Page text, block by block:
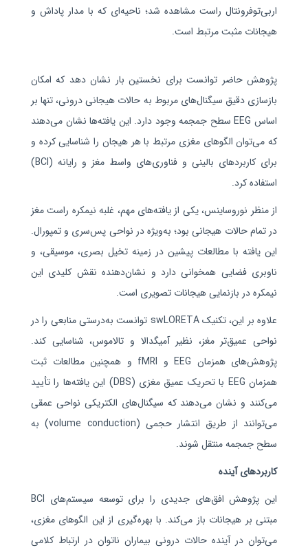
اربی‌توفرونتال راست مشاهده شد؛ ناحیه‌ای که با مدار پاداش و
هیجانات مثبت مرتبط است.
پژوهش حاضر توانست برای نخستین‌ بار نشان دهد که امکان
بازسازی دقیق سیگنال‌های مربوط به حالات هیجانی درونی، تنها بر
اساس EEG سطح جمجمه وجود دارد. این یافته‌ها نشان می‌دهند
که می‌توان الگوهای مغزی مرتبط با هر هیجان را شناسایی کرده و
برای کاربردهای بالینی و فناوری‌های واسط مغز و رایانه (BCI
)
استفاده کرد.
از منظر نوروساینس، یکی از یافته‌های مهم، غلبه نیمکره راست مغز
در تمام حالات هیجانی بود؛ به‌ویژه در نواحی پس‌سری و تمپورال.
این یافته با مطالعات پیشین در زمینه تخیل بصری، موسیقی، و
ناوبری فضایی همخوانی دارد و نشان‌دهنده نقش کلیدی این
نیمکره در بازنمایی هیجانات تصویری است.
علاوه بر این، تکنیکswLORETA توانست به‌درستی منابعی را در
نواحی عمیق‌تر مغز، نظیر آمیگدالا و تالاموس، شناسایی کند.
پژوهش‌های همزمان EEG و fMRI و همچنین مطالعات ثبت
همزمان EEG با تحریک عمیق مغزی (DBS) این یافته‌ها را تأیید
می‌کنند و نشان می‌دهند که سیگنال‌های الکتریکی نواحی عمقی
می‌توانند از طریق انتشار حجمی (volume conduction) به
سطح جمجمه منتقل شوند.
کاربردهای آینده
این پژوهش افق‌های جدیدی را برای توسعه سیستم‌های BCI
مبتنی بر هیجانات باز می‌کند. با بهره‌گیری از این الگوهای مغزی،
می‌توان در آینده حالات درونی بیماران ناتوان در ارتباط کلامی